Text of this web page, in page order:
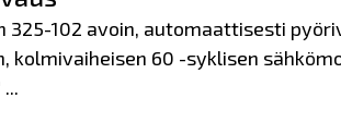
325-102 avoin, automaattisesti
kolmivaiheisen 60 -syklisen